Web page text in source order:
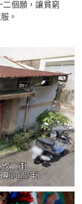
二個願，讓貧窮
。